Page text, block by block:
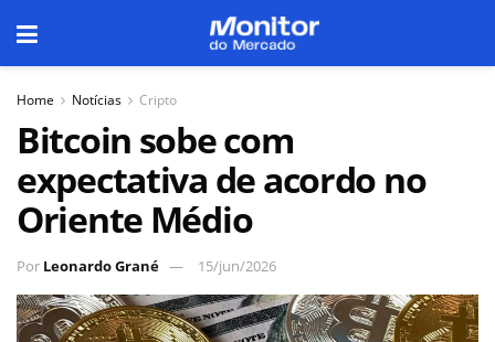
Home Notícias Cripto
Bitcoin sobe com
expectativa de acordo no
Oriente Médio
Por Leonardo Grané 15/jun/2026